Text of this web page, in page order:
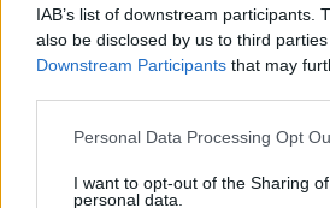
IAB’s list of downstream participants.
also be disclosed by us to third
Downstream Participants that may
Personal Data Processing Opt
I want to opt-out of the Sharing
personal data.
Szent István